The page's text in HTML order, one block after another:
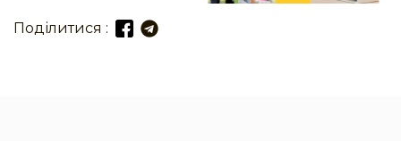
Поділитися :